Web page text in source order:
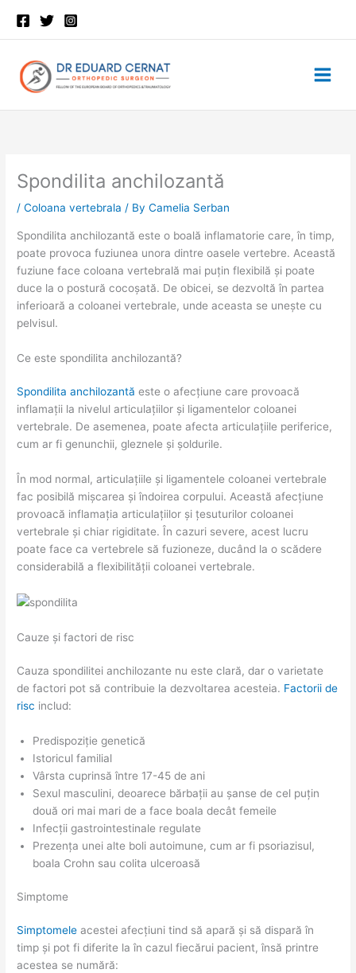
content
Spondilita anchilozantă
/Coloana vertebrala / ByCamelia Serban
Spondilita anchilozantă este o boală inflamatorie care, în timp,
poate provoca fuziunea unora dintre oasele vertebre. Această
fuziune face coloana vertebrală mai puțin flexibilă și poate
duce la o postură cocoșată. De obicei, se dezvoltă în partea
inferioară a coloanei vertebrale, unde aceasta se unește cu
pelvisul.
Ce este spondilita anchilozantă?
Spondilita anchilozantă este o afecțiune care provoacă
inflamații la nivelul articulațiilor și ligamentelor coloanei
vertebrale. De asemenea, poate afecta articulațiile periferice,
cum ar fi genunchii, gleznele și șoldurile.
În mod normal, articulațiile și ligamentele coloanei vertebrale
fac posibilă mișcarea și îndoirea corpului. Această afecțiune
provoacă inflamația articulațiilor și țesuturilor coloanei
vertebrale și chiar rigiditate. În cazuri severe, acest lucru
poate face ca vertebrele să fuzioneze, ducând la o scădere
considerabilă a flexibilității coloanei vertebrale.
Cauze și factori de risc
Cauza spondilitei anchilozante nu este clară, dar o varietate
de factori pot să contribuie la dezvoltarea acesteia. Factorii de
risc includ:
Predispoziție genetică
Istoricul familial
Vârsta cuprinsă între 17-45 de ani
Sexul masculini, deoarece bărbații au șanse de cel puțin
două ori mai mari de a face boala decât femeile
Infecții gastrointestinale regulate
Prezența unei alte boli autoimune, cum ar fi psoriazisul,
boala Crohn sau colita ulceroasă
Simptome
Simptomele acestei afecțiuni tind să apară și să dispară în
timp și pot fi diferite la în cazul fiecărui pacient, însă printre
acestea se numără: